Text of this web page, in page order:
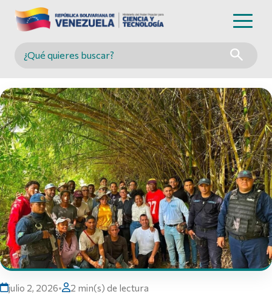
Buscar en MINCYT
julio 2, 2026• 2 min(s) de lectura